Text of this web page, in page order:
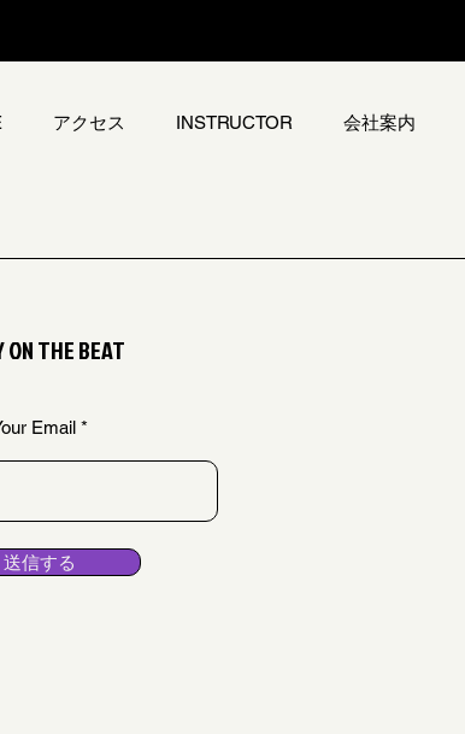
アクセス INSTRUCTOR 会社案内
ON THE BEAT
Email
送信する